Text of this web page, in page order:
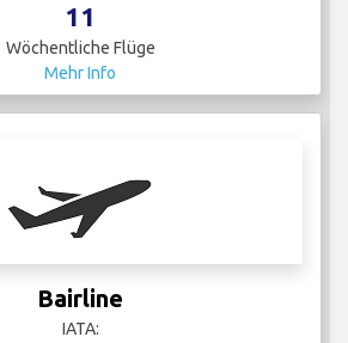
11
Wöchentliche Flüge
Mehr Info
Bairline
IATA: